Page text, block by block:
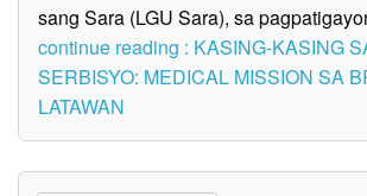
sang Sara (LGU Sara), sa
continue reading : KASING-KASING
SERBISYO: MEDICAL MISSION SA
LATAWAN